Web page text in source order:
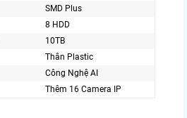
SMD Plus
8 HDD
10TB
Thân Plastic
Công Nghệ AI
Thêm 16 Camera IP